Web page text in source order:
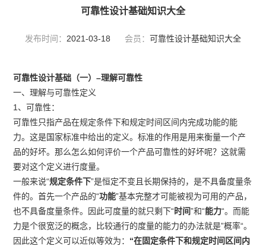
可靠性设计基础知识大全
发布时间： 2021-03-18 会员： 可靠性设计基础知识大全
可靠性设计基础（一）–理解可靠性
一、理解与可靠性定义
1、可靠性：
可靠性只指产品在规定条件下和规定时间区间内完成功能的能
力。这是国家标准中给出的定义。标准的作用是用来衡量一个产
品的好坏。那么怎么如何评价一个产品可靠性的好坏呢？这就需
要对这个定义进行度量。
一般来说“规定条件下”是恒定不变且长期保持的，是不具备度量条
件的。首先一个产品的“功能”基本完整才可能被视为可用的产品，
也不具备度量条件。因此可度量的就只剩下“时间”和“能力“。而能
力是个很宽泛的概念，比较通行的度量的能力的办法就是”概率“。
因此这个定义可以近似等效为： “在固定条件下和规定时间区间内